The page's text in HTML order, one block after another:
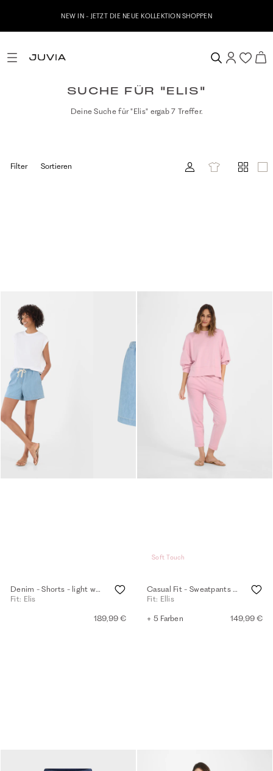
NEW IN - JETZT DIE NEUE KOLLEKTION SHOPPEN
SUCHE FÜR "ELIS"
Deine Suche für "Elis" ergab 7 Treffer.
Filter Sortieren
Denim - Shorts - light washed
Fit: Elis
189,99 €
Soft Touch
Casual Fit - Sweatpants - tea rose
Fit: Ellis
+ 5 Farben 149,99 €